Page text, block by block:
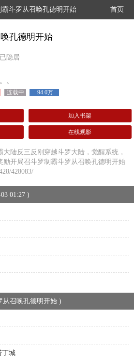
霸斗罗从召唤孔德明开始 首页
孔德明开始
隐居
。
连载中 94.0万
加入书架
在线观影
大陆反三反刚穿越斗罗大陆，觉醒系统，
励开局召斗罗制霸斗罗从召唤孔德明开始
428083/
01:27 )
从召唤孔德明开始 )
丁城